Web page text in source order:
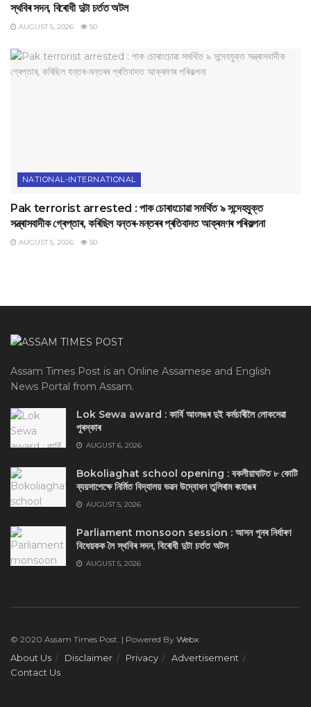
স্থবিৰ সদন, বিৰোধী দুটা চৰ্তত অটল
AUGUST 5, 2026 50
NATIONAL-INTERNATIONAL
Pak terrorist arrested : পাক চোৰাংচোৱা সমৰ্থিত ৯ সন্দেহযুক্ত
সন্ত্ৰাসবাদীক গ্ৰেপ্তাৰ, কৰিছিল যন্তৰ-মন্তৰৰ প্ৰতিবাদত আক্ৰমণৰ পৰিকল্পনা
AUGUST 5, 2026 50
Assam Times Post is an Online Assamese and English
News Portal from Assam.
Lok Sewa award : কাৰ্বি আংলঙৰ দুই কৰ্মচাৰীলৈ লোকসেৱা
পুৰস্কাৰ
AUGUST 6, 2026
Bokoliaghat school opening : বকলীয়াঘাটত ৮ কোটি
ব্যয়সাপেক্ষে নির্মিত বিদ্যালয় ভৱন উদ্বোধন তুলিৰাম ৰংহাঙৰ
AUGUST 5, 2026
Parliament monsoon session : আসন পুনৰ নিৰ্ধাৰণ
বিধেয়কক লৈ স্থবিৰ সদন, বিৰোধী দুটা চৰ্তত অটল
AUGUST 5, 2026
© 2020 Assam Times Post. | Powered By Webx
About Us Disclaimer Privacy
Advertisement
Contact Us